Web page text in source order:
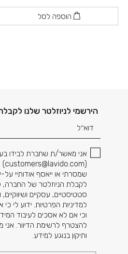
הוספה לסל
הירשמי לניוזלטר שלנו
דוא׳׳ל
אני מאשר/ת שחברת לבידו
(
customers@lavido.com
)
שמסרתי או ייאסף אודותיי
לקבלת הניוזלטר של החברה,
סטטיסטיים, עסקיים
למדיניות הפרטיות. ידוע לי כי
וכי אם לא אסכים לעיבוד
להצטרף לרשימת הדיוור. אני
ותיקון בנוגע למידע.